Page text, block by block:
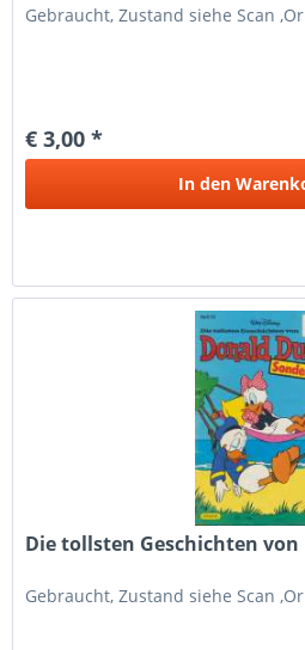
Gebraucht, Zustand siehe Scan
€ 3,00 *
In den
Die tollsten Geschichten
Gebraucht, Zustand siehe Scan